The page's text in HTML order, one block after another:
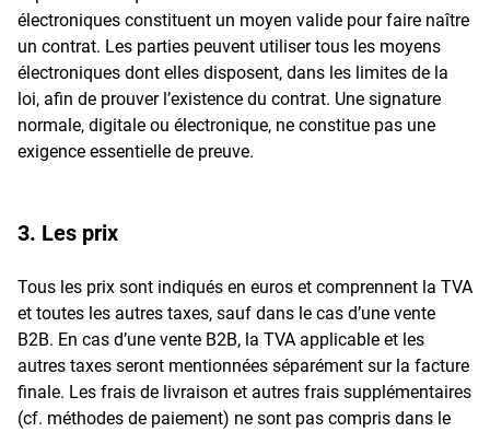
électroniques constituent un moyen valide pour faire naître
un contrat. Les parties peuvent utiliser tous les moyens
électroniques dont elles disposent, dans les limites de la
loi, afin de prouver l’existence du contrat. Une signature
normale, digitale ou électronique, ne constitue pas une
exigence essentielle de preuve.
3. Les prix
Tous les prix sont indiqués en euros et comprennent la TVA
et toutes les autres taxes, sauf dans le cas d’une vente
B2B. En cas d’une vente B2B, la TVA applicable et les
autres taxes seront mentionnées séparément sur la facture
finale. Les frais de livraison et autres frais supplémentaires
(cf. méthodes de paiement) ne sont pas compris dans le